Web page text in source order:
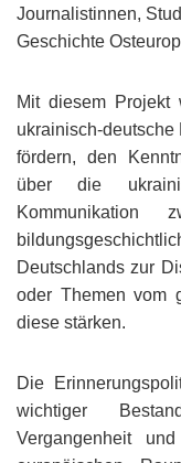
Journalistinnen,
Geschichte
Mit diesem Projekt
ukrainisch-
fördern, den
über die
Kommunikation
Deutschlands zur
oder Themen vom
diese stärken.
Die
wichtiger
Vergangenheit